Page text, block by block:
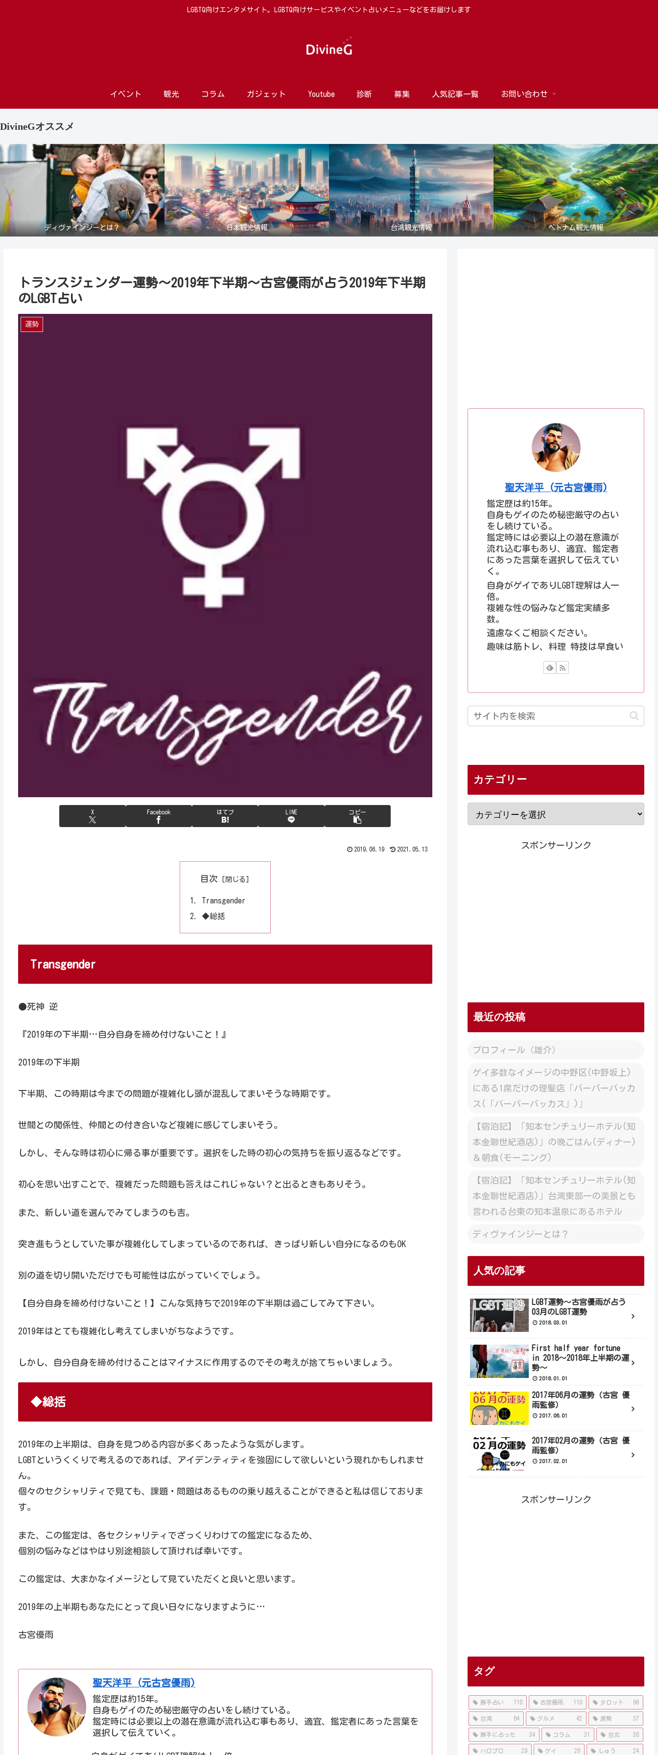
LGBTQ向けエンタメサイト。LGBTQ向けサービスやイベント占いメニューなどをお届けします
イベント 観光 コラム ガジェット Youtube 診断 募集 人気記事一覧 お問い合わせ
DivineGオススメ
ディヴァインジーとは？ 日本観光情報 台湾観光情報 ベトナム観光情報
トランスジェンダー運勢～2019年下半期～古宮優雨が占う2019年下半期
のLGBT占い
運勢
X Facebook はてブ LINE コピー
2019.06.19 2021.05.13
目次
Transgender
◆総括
Transgender
●死神 逆
『2019年の下半期…自分自身を締め付けないこと！』
2019年の下半期
下半期、この時期は今までの問題が複雑化し頭が混乱してまいそうな時期です。
世間との関係性、仲間との付き合いなど複雑に感じてしまいそう。
しかし、そんな時は初心に帰る事が重要です。選択をした時の初心の気持ちを振り返るなどです。
初心を思い出すことで、複雑だった問題も答えはこれじゃない？と出るときもありそう。
また、新しい道を選んでみてしまうのも吉。
突き進もうとしていた事が複雑化してしまっているのであれば、きっぱり新しい自分になるのもOK
別の道を切り開いただけでも可能性は広がっていくでしょう。
【自分自身を締め付けないこと！】こんな気持ちで2019年の下半期は過ごしてみて下さい。
2019年はとても複雑化し考えてしまいがちなようです。
しかし、自分自身を締め付けることはマイナスに作用するのでその考えが捨てちゃいましょう。
◆総括
2019年の上半期は、自身を見つめる内容が多くあったような気がします。
LGBTというくくりで考えるのであれば、アイデンティティを強固にして欲しいという現れかもしれませ
ん。
個々のセクシャリティで見ても、課題・問題はあるものの乗り越えることができると私は信じておりま
す。
また、この鑑定は、各セクシャリティでざっくりわけての鑑定になるため、
個別の悩みなどはやはり別途相談して頂ければ幸いです。
この鑑定は、大まかなイメージとして見ていただくと良いと思います。
2019年の上半期もあなたにとって良い日々になりますように…
古宮優雨
聖天洋平 (元古宮優雨)
鑑定歴は約15年。
自身もゲイのため秘密厳守の占いをし続けている。
鑑定時には必要以上の潜在意識が流れ込む事もあり、適宜、鑑定者にあった言葉を
選択して伝えていく。
聖天洋平 (元古宮優雨)
鑑定歴は約15年。
自身もゲイのため秘密厳守の占い
をし続けている。
鑑定時には必要以上の潜在意識が
流れ込む事もあり、適宜、鑑定者
にあった言葉を選択して伝えてい
く。
自身がゲイでありLGBT理解は人一
倍。
複雑な性の悩みなど鑑定実績多
数。
遠慮なくご相談ください。
趣味は筋トレ、料理 特技は早食い
カテゴリー
スポンサーリンク
最近の投稿
プロフィール（雄介）
ゲイ多数なイメージの中野区(中野坂上)
にある1席だけの理髪店「バーバーバッカ
ス(「バーバーバッカス」)」
【宿泊記】「知本センチュリーホテル(知
本金聯世紀酒店)」の晩ごはん(ディナー)
＆朝食(モーニング)
【宿泊記】「知本センチュリーホテル(知
本金聯世紀酒店)」台湾東部一の美景とも
言われる台東の知本温泉にあるホテル
ディヴァインジーとは？
人気の記事
LGBT運勢～古宮優雨が占う
03月のLGBT運勢
2018.03.01
First half year fortune
in 2018～2018年上半期の運
勢～
2018.01.01
2017年06月の運勢（古宮 優
雨監修）
2017.06.01
2017年02月の運勢（古宮 優
雨監修）
2017.02.01
スポンサーリンク
タグ
勝手占い 110 古宮優雨 110 タロット 96
台湾 64 グルメ 42 運勢 37
勝手に占った 34 コラム 31 台北 30
ハロプロ 29 ゲイ 26 しゅう 24